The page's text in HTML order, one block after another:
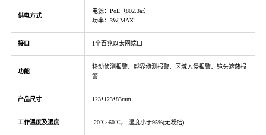
供电方式
电源：PoE（802.3af）
功率：3W MAX
接口 1个百兆以太网端口
功能
移动侦测报警、越界侦测报警、区域入侵报警、镜头遮蔽报
警
产品尺寸 123*123*83mm
工作温度及湿度 -20℃~60℃， 湿度小于95%(无凝结)